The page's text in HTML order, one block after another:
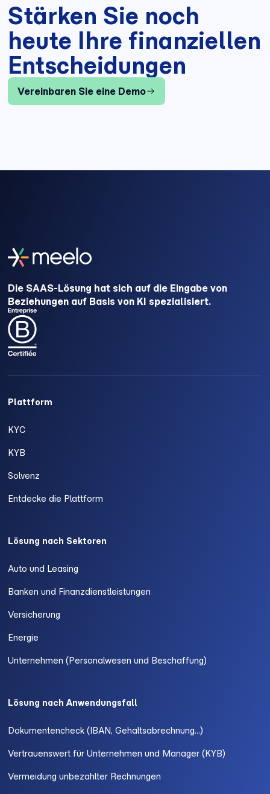
Stärken Sie noch
heute Ihre finanziellen
Entscheidungen
Vereinbaren Sie eine Demo
Die SAAS-Lösung hat sich auf die Eingabe von
Beziehungen auf Basis von KI spezialisiert.
Plattform
KYC
KYB
Solvenz
Entdecke die Plattform
Lösung nach Sektoren
Auto und Leasing
Banken und Finanzdienstleistungen
Versicherung
Energie
Unternehmen (Personalwesen und Beschaffung)
Lösung nach Anwendungsfall
Dokumentencheck (IBAN, Gehaltsabrechnung...)
Vertrauenswert für Unternehmen und Manager (KYB)
Vermeidung unbezahlter Rechnungen